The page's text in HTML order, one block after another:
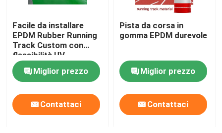
Facile da installare
EPDM Rubber Running
Track Custom con
flessibilità UV
Miglior prezzo
Contattaci
Pista da corsa in
gomma EPDM durevole
Miglior prezzo
Contattaci